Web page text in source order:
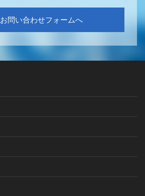
お問い合わせフォームへ